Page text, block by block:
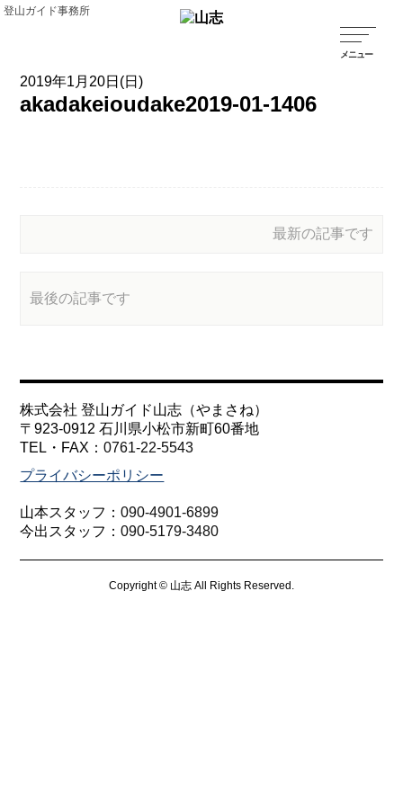
登山ガイド事務所
2019年1月20日(日)
akadakeioudake2019-01-1406
最新の記事です
最後の記事です
株式会社 登山ガイド山志（やまさね）
〒923-0912 石川県小松市新町60番地
TEL・FAX：0761-22-5543
プライバシーポリシー
山本スタッフ：090-4901-6899
今出スタッフ：090-5179-3480
Copyright © 山志 All Rights Reserved.